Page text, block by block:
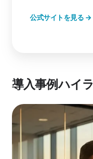
公式サイトを見る →
導入事例ハイ